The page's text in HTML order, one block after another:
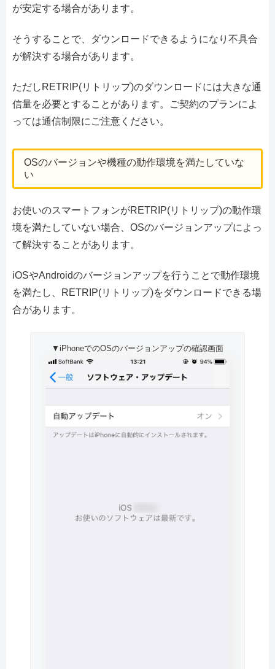
が安定する場合があります。
そうすることで、ダウンロードできるようになり不具合
が解決する場合があります。
ただしRETRIP(リトリップ)のダウンロードには大きな通
信量を必要とすることがあります。ご契約のプランによ
っては通信制限にご注意ください。
OSのバージョンや機種の動作環境を満たしていな
い
お使いのスマートフォンがRETRIP(リトリップ)の動作環
境を満たしていない場合、OSのバージョンアップによっ
て解決することがあります。
iOSやAndroidのバージョンアップを行うことで動作環境
を満たし、RETRIP(リトリップ)をダウンロードできる場
合があります。
▼iPhoneでのOSのバージョンアップの確認画面